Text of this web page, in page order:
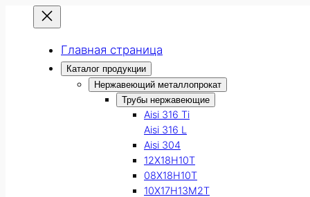
Главная страница
Каталог продукции
Нержавеющий металлопрокат
Трубы нержавеющие
Aisi 316 Ti
Aisi 316 L
Aisi 304
12Х18Н10Т
08Х18Н10Т
10Х17Н13М2Т